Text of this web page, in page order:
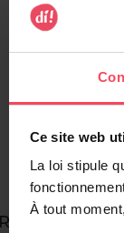
Ce site web
La loi stipule
À tout